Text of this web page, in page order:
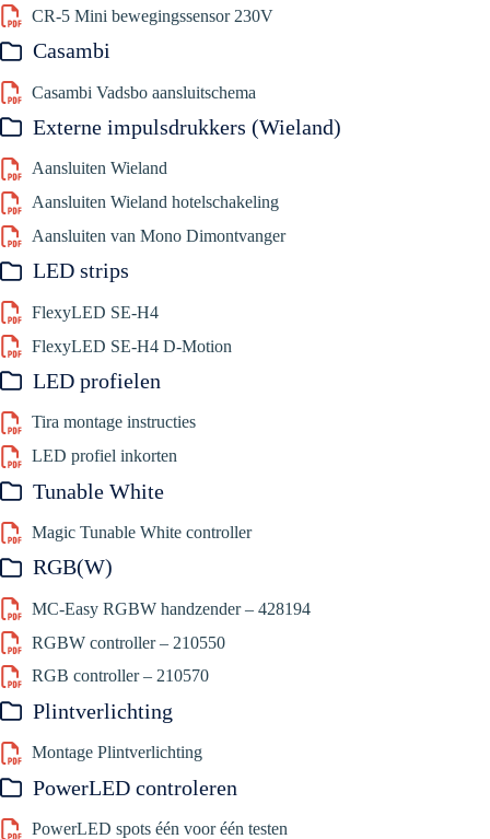
CR-5 Mini bewegingssensor 230V
Casambi
Casambi Vadsbo aansluitschema
Externe impulsdrukkers (Wieland)
Aansluiten Wieland
Aansluiten Wieland hotelschakeling
Aansluiten van Mono Dimontvanger
LED strips
FlexyLED SE-H4
FlexyLED SE-H4 D-Motion
LED profielen
Tira montage instructies
LED profiel inkorten
Tunable White
Magic Tunable White controller
RGB(W)
MC-Easy RGBW handzender – 428194
RGBW controller – 210550
RGB controller – 210570
Plintverlichting
Montage Plintverlichting
PowerLED controleren
PowerLED spots één voor één testen